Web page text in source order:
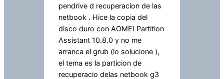
pendrive d recuperacion de las
netbook . Hice la copia del
disco duro con AOMEI Partition
Assistant 10.8.0 y no me
arranca el grub (lo solucione ),
el tema es la particion de
recuperacio delas netbook g3